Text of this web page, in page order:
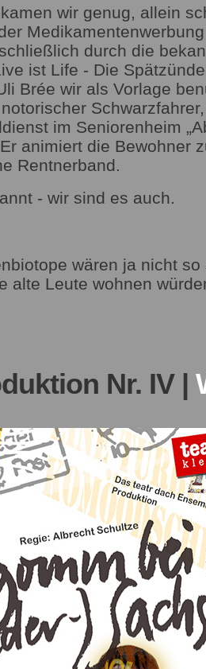
Nr. IV |
wir genug, allein
durch die
ist Life - Die
Brée wir als Vorlage
im Seniorenheim
animiert die Bewohner
Rentnerband.
- wir sind es auch.
wären ja nicht
alte Leute wohnen